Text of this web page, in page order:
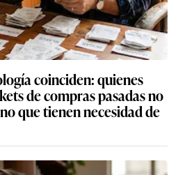
coinciden: quienes
de compras pasadas no
que tienen necesidad de